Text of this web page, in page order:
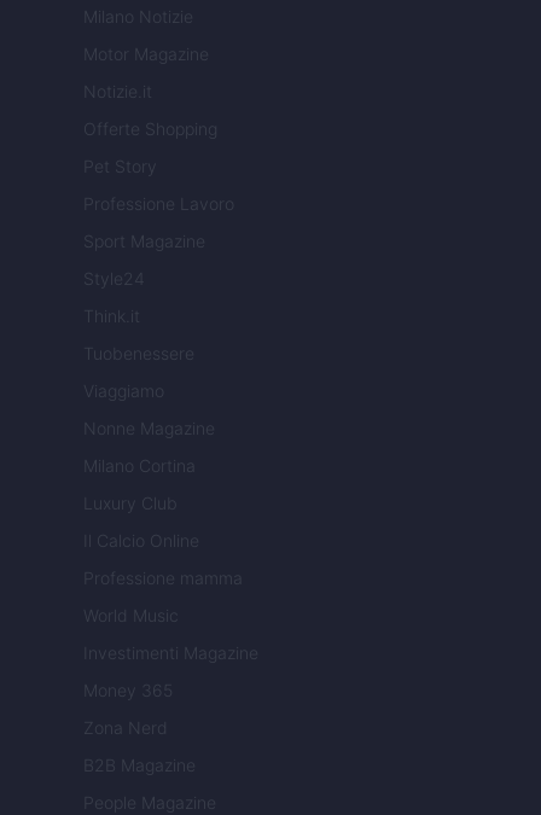
Milano Notizie
Motor Magazine
Notizie.it
Offerte Shopping
Pet Story
Professione Lavoro
Sport Magazine
Style24
Think.it
Tuobenessere
Viaggiamo
Nonne Magazine
Milano Cortina
Luxury Club
Il Calcio Online
Professione mamma
World Music
Investimenti Magazine
Money 365
Zona Nerd
B2B Magazine
People Magazine